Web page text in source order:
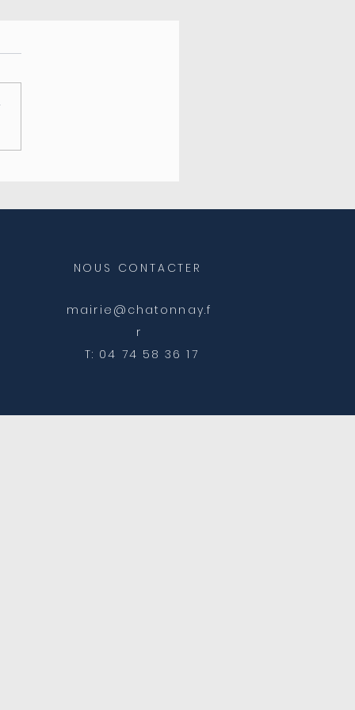
de l'agence
NOUS CONTACTER
mairie@chatonnay.f
r
T: 04 74 58 36 17